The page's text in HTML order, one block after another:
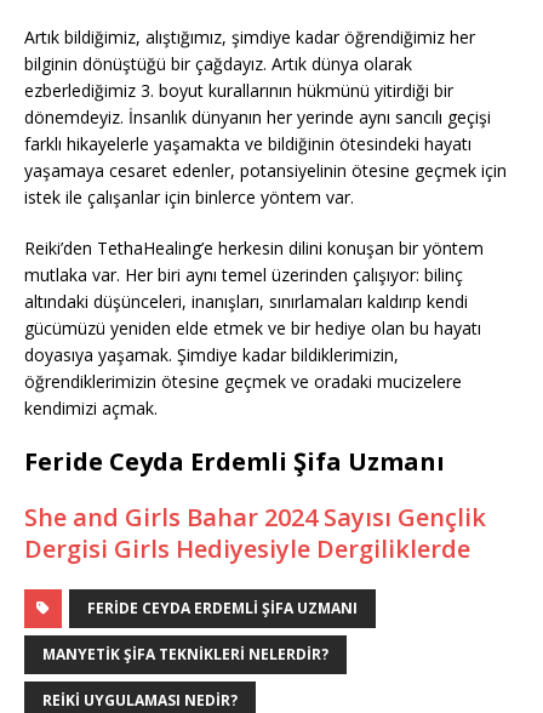
Artık bildiğimiz, alıştığımız, şimdiye kadar öğrendiğimiz her
bilginin dönüştüğü bir çağdayız. Artık dünya olarak
ezberlediğimiz 3. boyut kurallarının hükmünü yitirdiği bir
dönemdeyiz. İnsanlık dünyanın her yerinde aynı sancılı geçişi
farklı hikayelerle yaşamakta ve bildiğinin ötesindeki hayatı
yaşamaya cesaret edenler, potansiyelinin ötesine geçmek için
istek ile çalışanlar için binlerce yöntem var.
Reiki’den TethaHealing’e herkesin dilini konuşan bir yöntem
mutlaka var. Her biri aynı temel üzerinden çalışıyor: bilinç
altındaki düşünceleri, inanışları, sınırlamaları kaldırıp kendi
gücümüzü yeniden elde etmek ve bir hediye olan bu hayatı
doyasıya yaşamak. Şimdiye kadar bildiklerimizin,
öğrendiklerimizin ötesine geçmek ve oradaki mucizelere
kendimizi açmak.
Feride Ceyda Erdemli Şifa Uzmanı
She and Girls Bahar 2024 Sayısı Gençlik
Dergisi Girls Hediyesiyle Dergiliklerde
FERIDE CEYDA ERDEMLI ŞIFA UZMANI
MANYETIK ŞIFA TEKNIKLERI NELERDIR?
REIKI UYGULAMASI NEDIR?